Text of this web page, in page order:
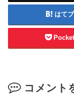
はてブ
コメント